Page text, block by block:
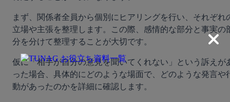
まず、関係者全員から個別にヒアリングを行い、それぞれ
立場や主張を整理します。この際、感情的な部分と事実の
分を分けて整理することが大切です。
仮に「相手が自分の意見を聞いてくれない」という訴えが
った場合、具体的にどのような場面で、どのような発言や
動があったのかを詳細に確認します。